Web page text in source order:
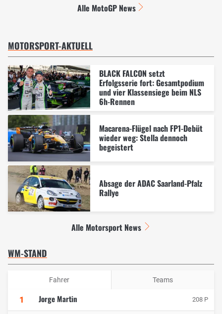
Alle MotoGP News
MOTORSPORT-AKTUELL
BLACK FALCON setzt
Erfolgsserie fort: Gesamtpodium
und vier Klassensiege beim NLS
6h-Rennen
Macarena-Flügel nach FP1-Debüt
wieder weg: Stella dennoch
begeistert
Absage der ADAC Saarland-Pfalz
Rallye
Alle Motorsport News
WM-STAND
Fahrer Teams
1 Jorge Martin 208 P